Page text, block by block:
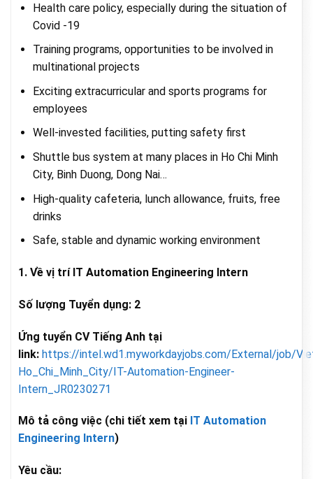
Health care policy, especially during the situation of
Covid -19
Training programs, opportunities to be involved in
multinational projects
Exciting extracurricular and sports programs for
employees
Well-invested facilities, putting safety first
Shuttle bus system at many places in Ho Chi Minh
City, Binh Duong, Dong Nai…
High-quality cafeteria, lunch allowance, fruits, free
drinks
Safe, stable and dynamic working environment
1. Về vị trí IT Automation Engineering Intern
Số lượng Tuyển dụng: 2
Ứng tuyển CV Tiếng Anh tại
link: https://intel.wd1.myworkdayjobs.com/External/job/
Ho_Chi_Minh_City/IT-Automation-Engineer-
Intern_JR0230271
Mô tả công việc (chi tiết xem tại IT Automation
Engineering Intern)
Yêu cầu: